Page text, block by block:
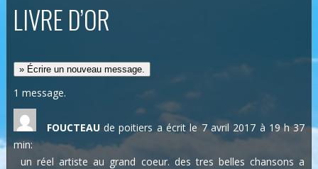
LIVRE D’OR
1 message.
FOUCTEAUde poitiers a écrit le 7 avril 2017 à 19 h 37
min:
un réel artiste au grand coeur. des tres belles chansons a